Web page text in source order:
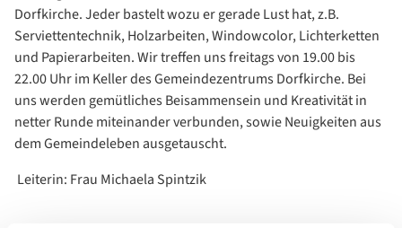
Dorfkirche. Jeder bastelt wozu er gerade Lust hat, z.B.
Serviettentechnik, Holzarbeiten, Windowcolor, Lichterketten
und Papierarbeiten. Wir treffen uns freitags von 19.00 bis
22.00 Uhr im Keller des Gemeindezentrums Dorfkirche. Bei
uns werden gemütliches Beisammensein und Kreativität in
netter Runde miteinander verbunden, sowie Neuigkeiten aus
dem Gemeindeleben ausgetauscht.
Leiterin: Frau Michaela Spintzik